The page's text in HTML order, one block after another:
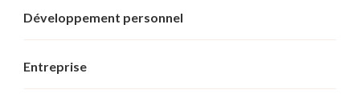
Développement personnel
Entreprise